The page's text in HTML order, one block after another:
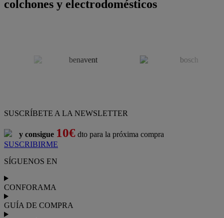
colchones y electrodomésticos
SUSCRÍBETE A LA NEWSLETTER
y consigue 10€ dto para la próxima compra
SUSCRIBIRME
SÍGUENOS EN
CONFORAMA
GUÍA DE COMPRA